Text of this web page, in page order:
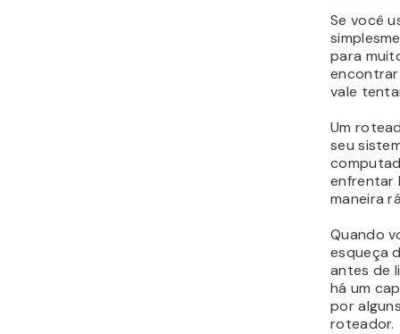
Se você
para
encontrar
vale
Um
seu
enfrentar
maneira
Quando
esqueça
antes de
há um
por
roteador.